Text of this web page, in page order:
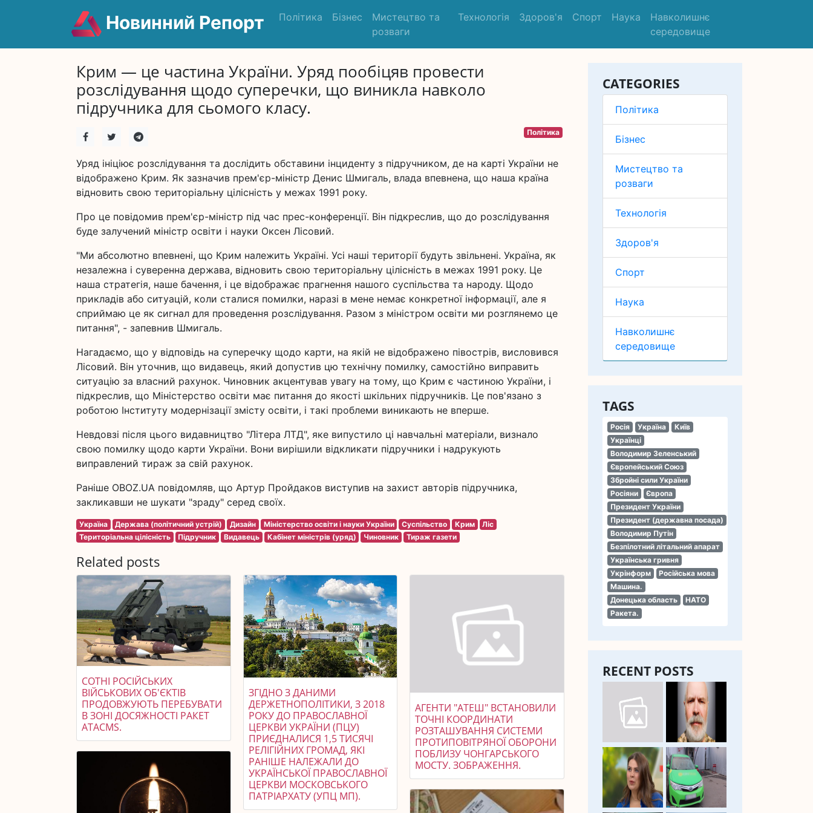
Новинний Репорт Політика Бізнес
Мистецтво та
розваги
Технологія Здоров'я Спорт Наука
Навколишнє
середовище
CATEGORIES
Політика
Бізнес
Мистецтво та
розваги
Технологія
Здоров'я
Спорт
Наука
Навколишнє
середовище
TAGS
Росія Україна
Київ
Українці
Володимир Зеленський
Європейський Союз
Збройні сили України
Росіяни
Європа
Президент України
Президент (державна посада)
Володимир Путін
Безпілотний літальний апарат
Українська гривня
Укрінформ
Російська мова
Машина.
Донецька область
НАТО
Ракета.
RECENT POSTS
Крим — це частина України. Уряд пообіцяв провести
розслідування щодо суперечки, що виникла навколо
підручника для сьомого класу.
Політика
Уряд ініціює розслідування та дослідить обставини інциденту з підручником, де на карті України не
відображено Крим. Як зазначив прем'єр-міністр Денис Шмигаль, влада впевнена, що наша країна
відновить свою територіальну цілісність у межах 1991 року.
Про це повідомив прем'єр-міністр під час прес-конференції. Він підкреслив, що до розслідування
буде залучений міністр освіти і науки Оксен Лісовий.
"Ми абсолютно впевнені, що Крим належить Україні. Усі наші території будуть звільнені. Україна, як
незалежна і суверенна держава, відновить свою територіальну цілісність в межах 1991 року. Це
наша стратегія, наше бачення, і це відображає прагнення нашого суспільства та народу. Щодо
прикладів або ситуацій, коли сталися помилки, наразі в мене немає конкретної інформації, але я
сприймаю це як сигнал для проведення розслідування. Разом з міністром освіти ми розглянемо це
питання", - запевнив Шмигаль.
Нагадаємо, що у відповідь на суперечку щодо карти, на якій не відображено півострів, висловився
Лісовий. Він уточнив, що видавець, який допустив цю технічну помилку, самостійно виправить
ситуацію за власний рахунок. Чиновник акцентував увагу на тому, що Крим є частиною України, і
підкреслив, що Міністерство освіти має питання до якості шкільних підручників. Це пов'язано з
роботою Інституту модернізації змісту освіти, і такі проблеми виникають не вперше.
Невдовзі після цього видавництво "Літера ЛТД", яке випустило ці навчальні матеріали, визнало
свою помилку щодо карти України. Вони вирішили відкликати підручники і надрукують
виправлений тираж за свій рахунок.
Раніше OBOZ.UA повідомляв, що Артур Пройдаков виступив на захист авторів підручника,
закликавши не шукати "зраду" серед своїх.
Україна Держава (політичний устрій) Дизайн Міністерство освіти і науки України Суспільство Крим
Ліс
Територіальна цілісність
Підручник Видавець Кабінет міністрів (уряд) Чиновник Тираж газети
Related posts
СОТНІ РОСІЙСЬКИХ
ВІЙСЬКОВИХ ОБ'ЄКТІВ
ПРОДОВЖУЮТЬ ПЕРЕБУВАТИ
В ЗОНІ ДОСЯЖНОСТІ РАКЕТ
ATACMS.
ЗГІДНО З ДАНИМИ
ДЕРЖЕТНОПОЛІТИКИ, З 2018
РОКУ ДО ПРАВОСЛАВНОЇ
ЦЕРКВИ УКРАЇНИ (ПЦУ)
ПРИЄДНАЛИСЯ 1,5 ТИСЯЧІ
РЕЛІГІЙНИХ ГРОМАД, ЯКІ
РАНІШЕ НАЛЕЖАЛИ ДО
УКРАЇНСЬКОЇ ПРАВОСЛАВНОЇ
ЦЕРКВИ МОСКОВСЬКОГО
ПАТРІАРХАТУ (УПЦ МП).
АГЕНТИ "АТЕШ" ВСТАНОВИЛИ
ТОЧНІ КООРДИНАТИ
РОЗТАШУВАННЯ СИСТЕМИ
ПРОТИПОВІТРЯНОЇ ОБОРОНИ
ПОБЛИЗУ ЧОНГАРСЬКОГО
МОСТУ. ЗОБРАЖЕННЯ.